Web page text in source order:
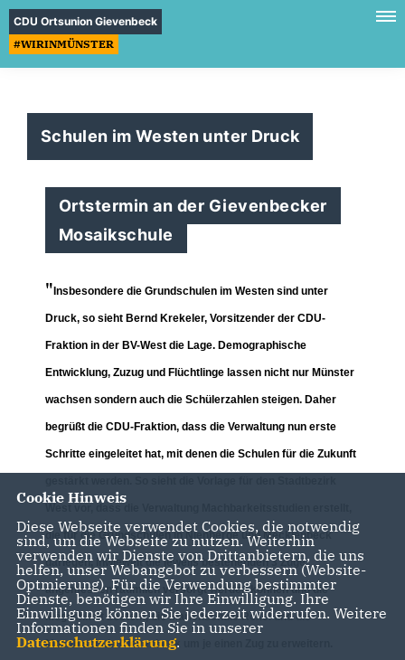
CDU Ortsunion Gievenbeck
#WIRINMÜNSTER
Schulen im Westen unter Druck
Ortstermin an der Gievenbecker
Mosaikschule
" Insbesondere die Grundschulen im Westen sind unter
Druck, so sieht Bernd Krekeler, Vorsitzender der CDU-
Fraktion in der BV-West die Lage. Demographische
Entwicklung, Zuzug und Flüchtlinge lassen nicht nur Münster
wachsen sondern auch die Schülerzahlen steigen. Daher
begrüßt die CDU-Fraktion, dass die Verwaltung nun erste
Schritte eingeleitet hat, mit denen die Schulen für die Zukunft
die für die Grundschulen in Nienberge und Mecklenbeck
darlegen, inwieweit die jeweils bestehenden 3 Züge
angemessen räumlich versorgt werden können und die
Möglichkeit besteht, die Marienschule Roxel und die
Mosaikschule Gievenbeck um je einen Zug zu erweitern.
Cookie Hinweis
Diese Webseite verwendet Cookies, die notwendig
sind, um die Webseite zu nutzen. Weiterhin
verwenden wir Dienste von Drittanbietern, die uns
helfen, unser Webangebot zu verbessern (Website-
Optmierung). Für die Verwendung bestimmter
Dienste, benötigen wir Ihre Einwilligung. Ihre
Einwilligung können Sie jederzeit widerrufen. Weitere
Informationen finden Sie in unserer
Datenschutzerklärung.